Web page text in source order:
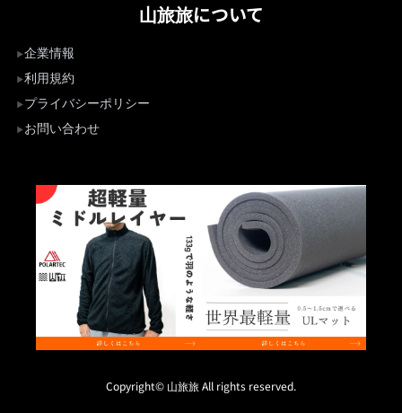
山旅旅について
企業情報
利用規約
プライバシーポリシー
お問い合わせ
Copyright© 山旅旅 All rights reserved.